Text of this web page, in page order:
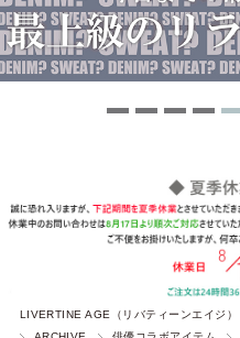
LIVERTINE AGE（リバティーンエイジ）